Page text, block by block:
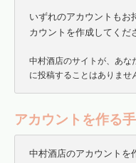
いずれのアカウントもお
カウントを作成してくだ
中村酒店のサイトが、あな
に投稿することはありませ
アカウントを作る
中村酒店のアカウントを